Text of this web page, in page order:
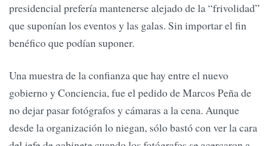
presidencial prefería mantenerse alejado de la “frivolidad”
que suponían los eventos y las galas. Sin importar el fin
benéfico que podían suponer.
Una muestra de la confianza que hay entre el nuevo
gobierno y Conciencia, fue el pedido de Marcos Peña de
no dejar pasar fotógrafos y cámaras a la cena. Aunque
desde la organización lo niegan, sólo bastó con ver la cara